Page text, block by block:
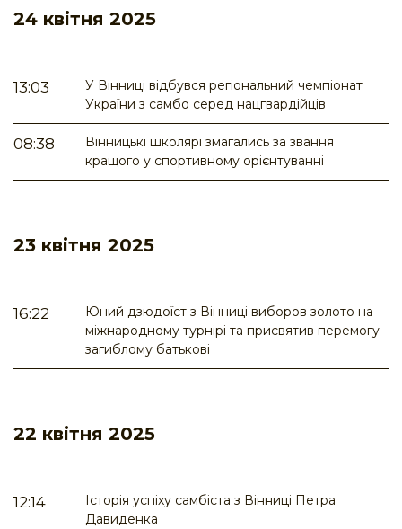
24 квітня 2025
13:03
У Вінниці відбувся регіональний чемпіонат
України з самбо серед нацгвардійців
08:38
Вінницькі школярі змагались за звання
кращого у спортивному орієнтуванні
23 квітня 2025
16:22
Юний дзюдоїст з Вінниці виборов золото на
міжнародному турнірі та присвятив перемогу
загиблому батькові
22 квітня 2025
12:14
Історія успіху самбіста з Вінниці Петра
Давиденка